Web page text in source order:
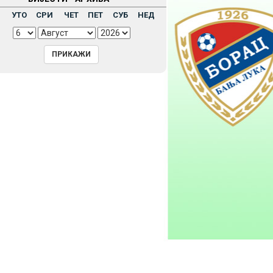
УТО СРИ ЧЕТ ПЕТ СУБ НЕД